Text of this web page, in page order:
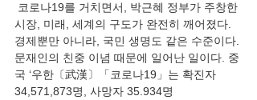
코로나19를 거치면서, 박근혜 정부가 주창한
시장, 미래, 세계의 구도가 완전히 깨어졌다.
경제뿐만 아니라, 국민 생명도 같은 수준이다.
문재인의 친중 이념 때문에 일어난 일이다. 중
국 ‘우한〔武漢〕「코로나19」는 확진자
34,571,873명, 사망자 35.934명